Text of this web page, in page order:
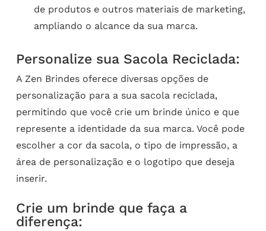
de produtos e outros materiais de marketing,
ampliando o alcance da sua marca.
Personalize sua Sacola Reciclada:
A Zen Brindes oferece diversas opções de
personalização para a sua sacola reciclada,
permitindo que você crie um brinde único e que
represente a identidade da sua marca. Você pode
escolher a cor da sacola, o tipo de impressão, a
área de personalização e o logotipo que deseja
inserir.
Crie um brinde que faça a
diferença: